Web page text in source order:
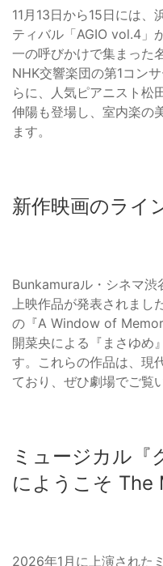
11月13日から15日には、
ティバル「AGIO vol.4」
一の呼びかけで集まった
NHK交響楽団の第1コン
らに、人気ピアニスト松
伸陽も登場し、室内楽の
ます。
新作映画のライ
Bunkamuraル・シネマ
上映作品が発表されまし
の『A Window of
開菜央による『まさゆめ
す。これらの作品は、現
ており、ぜひ劇場でご覧
ミュージカル『
にようこそ The
2026年1月に上演された